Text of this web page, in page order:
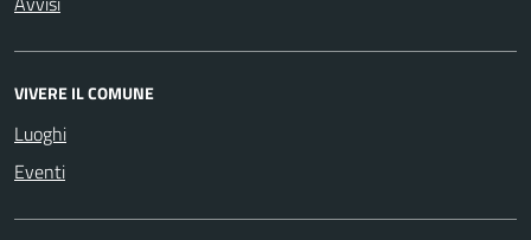
VIVERE IL COMUNE
Luoghi
Eventi